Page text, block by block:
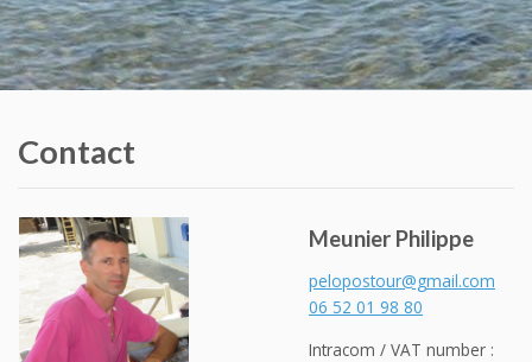
Contact
Meunier Philippe
pelopostour@gmail.com
06 52 01 98 80
Intracom / VAT number :